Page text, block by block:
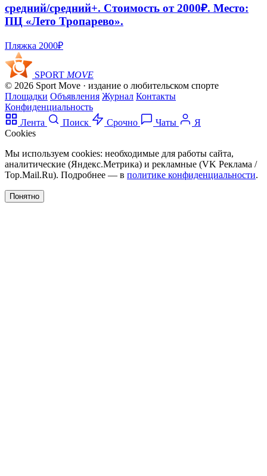
средний/средний+. Стоимость от 2000₽. Место:
ПЦ «Лето Тропарево».
Пляжка 2000₽
SPORT MOVE
© 2026 Sport Move · издание о любительском спорте
Площадки Объявления Журнал Контакты
Конфиденциальность
Лента
Поиск Срочно Чаты
Я
Cookies
Мы используем cookies: необходимые для работы сайта,
аналитические (Яндекс.Метрика) и рекламные (VK Реклама /
Top.Mail.Ru). Подробнее — в политике конфиденциальности.
Понятно